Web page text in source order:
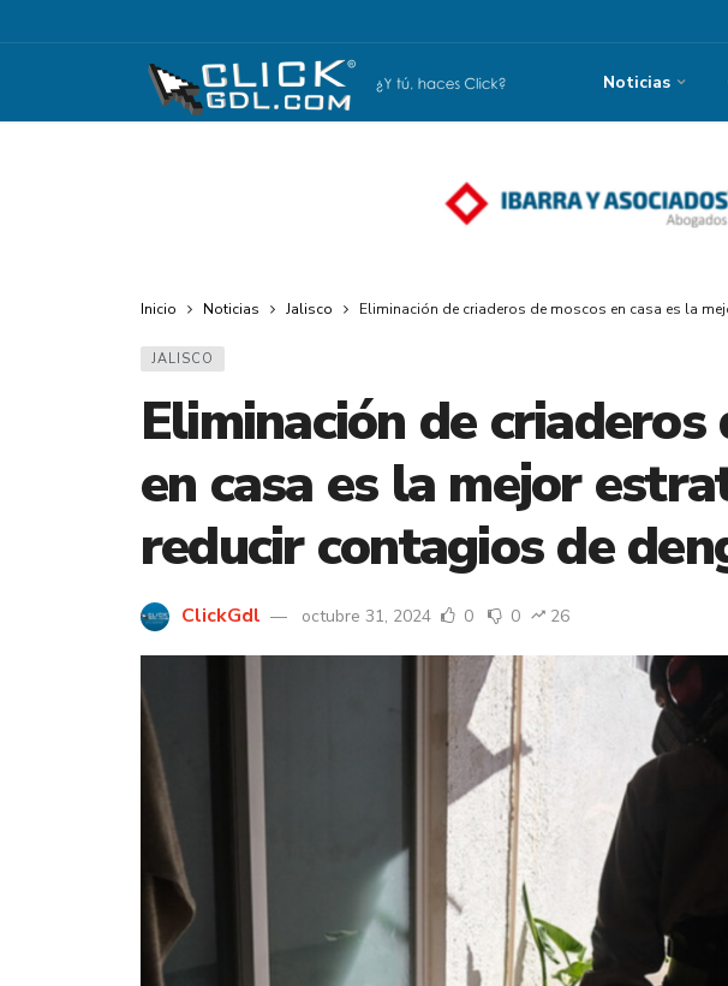
Noticias
Inicio Noticias Jalisco Eliminación de criaderos de moscos en casa es la
JALISCO
Eliminación de criaderos
en casa es la mejor
reducir contagios de
ClickGdl octubre 31, 2024 0 0 26